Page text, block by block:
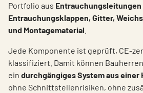
Portfolio aus
Entrauchungsklappen, Gitter,
und Montagematerial
Jede Komponente ist geprüft, CE-
klassifiziert. Damit können
ein durchgängiges System aus einer
ohne Schnittstellenrisiken, ohne